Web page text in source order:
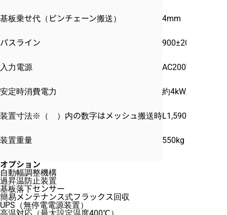
基板乗せ代（ピンチェーン搬送） 4mm
パスライン 900±20mm
入力電源 AC200V 3φ
安定時消費電力 約4kW/h
装置寸法※（ ）内の数字はメッシュ搬送時
装置重量 550kg
オプション
自動幅調整機構
過昇温防止装置
基板落下センサー
簡易メンテナンス式フラックス回収
UPS（無停電電源装置）